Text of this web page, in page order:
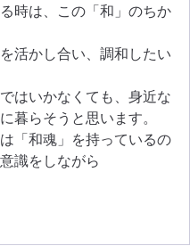
時は、この「和」のちか
活かし合い、調和したい
はいかなくても、身近な
暮らそうと思います。
「和魂」を持っているの
識をしながら